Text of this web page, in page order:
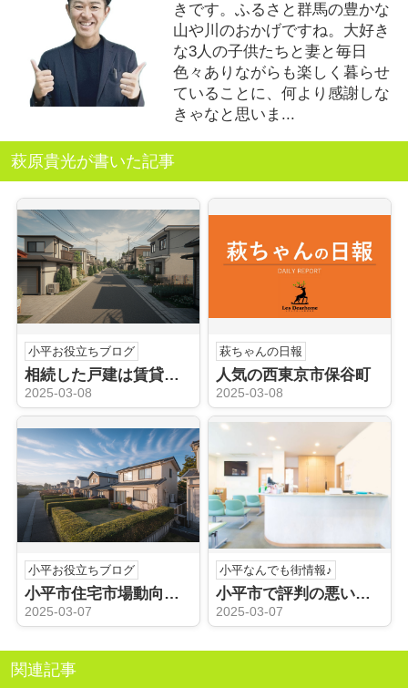
きです。ふるさと群馬の豊かな
山や川のおかげですね。大好き
な3人の子供たちと妻と毎日
色々ありながらも楽しく暮らせ
ていることに、何より感謝しな
きゃなと思いま...
萩原貴光が書いた記事
小平お役立ちブログ
相続した戸建は賃貸が得か損か？小平市の賃貸市場を解説
2025-03-08
萩ちゃんの日報
人気の西東京市保谷町
2025-03-08
小平お役立ちブログ
小平市住宅市場動向を知っていますか？一戸建て売却のステップをご紹介
2025-03-07
小平なんでも街情報♪
小平市で評判の悪い病院を探している？クチコミの活用法を解説
2025-03-07
関連記事